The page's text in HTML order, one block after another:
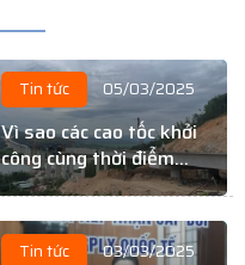
Tin tức 05/03/2025
Vì sao các cao tốc khởi
công cùng thời điểm
nhưng tiến độ lại khác
Tin tức 03/03/2025